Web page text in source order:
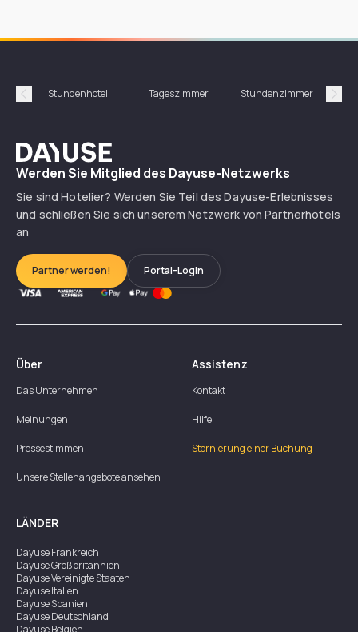
Précédent
Stundenhotel Tageszimmer Stundenzimmer
Dayuse
Werden Sie Mitglied des Dayuse-Netzwerks
Sie sind Hotelier? Werden Sie Teil des Dayuse-Erlebnisses
und schließen Sie sich unserem Netzwerk von Partnerhotels
an
Partner werden! Portal-Login
Über
Das Unternehmen
Meinungen
Pressestimmen
Unsere Stellenangebote ansehen
Assistenz
Kontakt
Hilfe
Stornierung einer Buchung
LÄNDER
DayuseFrankreich
DayuseGroßbritannien
DayuseVereinigte Staaten
DayuseItalien
DayuseSpanien
DayuseDeutschland
DayuseBelgien